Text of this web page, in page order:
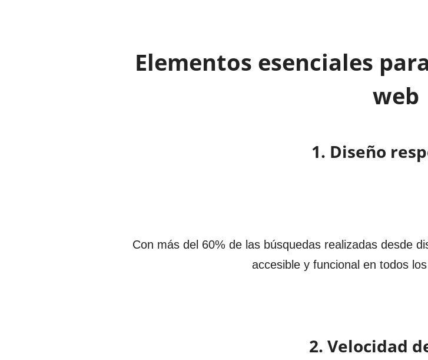
Elementos esenciales
web
1. Diseño
Con más del 60% de las búsquedas realizadas desde
accesible y funcional en todos
2. Velocidad